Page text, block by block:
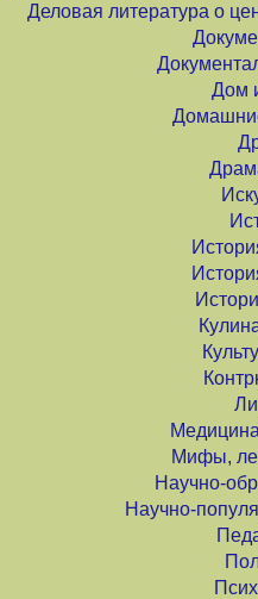
Деловая литература о
Дом
Мифы,
Научно-
Научно-